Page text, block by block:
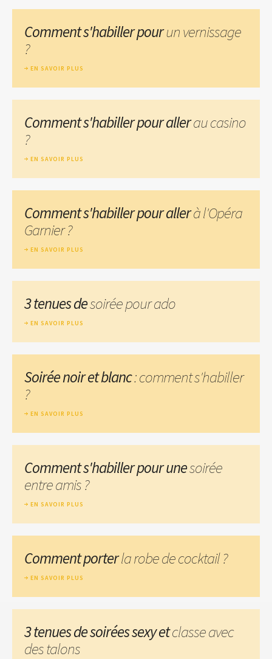
Comment s'habiller pourun vernissage
?
EN SAVOIR PLUS
Comment s'habiller pour allerau casino
?
EN SAVOIR PLUS
Comment s'habiller pour allerà l'Opéra
Garnier ?
EN SAVOIR PLUS
3 tenues desoirée pour ado
EN SAVOIR PLUS
Soirée noir et blanc: comment s'habiller
?
EN SAVOIR PLUS
Comment s'habiller pour unesoirée
entre amis ?
EN SAVOIR PLUS
Comment porterla robe de cocktail ?
EN SAVOIR PLUS
3 tenues de soirées sexy etclasse avec
des talons